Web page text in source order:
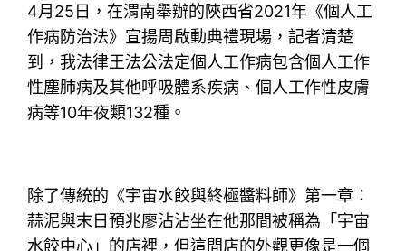
4月25日，在渭南舉辦的陜西省2021年《個人工
作病防治法》宣揚周啟動典禮現場，記者清楚
到，我法律王法公法定個人工作病包含個人工作
性塵肺病及其他呼吸體系疾病、個人工作性皮膚
病等10年夜類132種。
除了傳統的《宇宙水餃與終極醬料師》第一章：
蒜泥與末日預兆廖沾沾坐在他那間被稱為「宇宙
水餃中心」的店裡，但這間店的外觀更像是一個